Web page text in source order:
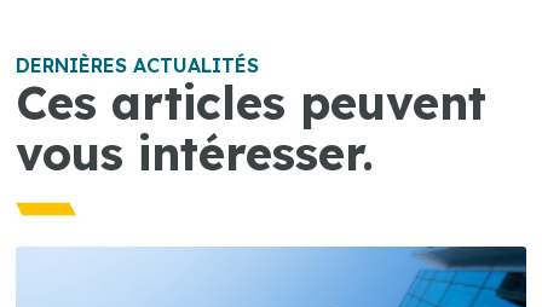
DERNIÈRES ACTUALITÉS
Ces articles peuvent
vous intéresser.